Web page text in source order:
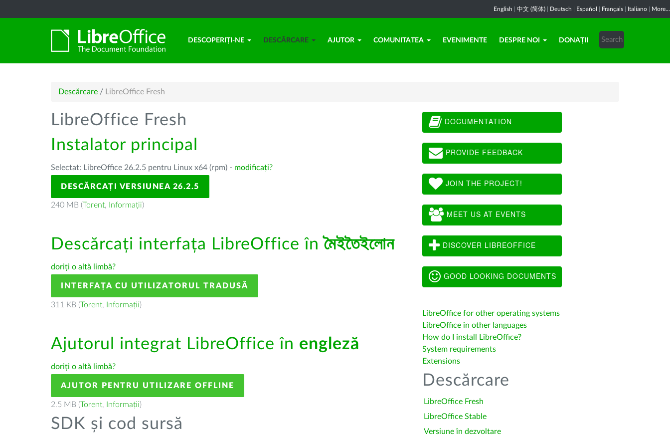
English 中文 (简体) Deutsch Español Français Italiano More...
DESCOPERIȚI-NE DESCĂRCARE AJUTOR COMUNITATEA EVENIMENTE DESPRE NOI DONAȚII
Descărcare / LibreOffice Fresh
LibreOffice Fresh
Instalator principal
Selectat: LibreOffice 26.2.5 pentru Linux x64 (rpm) - modificați?
DESCĂRCAȚI VERSIUNEA 26.2.5
240 MB (Torent, Informații)
Descărcați interfața LibreOffice înমৈইতৈইলোন
doriți o altă limbă?
INTERFAȚA CU UTILIZATORUL TRADUSĂ
311 KB (Torent, Informații)
Ajutorul integrat LibreOffice în engleză
doriți o altă limbă?
AJUTOR PENTRU UTILIZARE OFFLINE
2.5 MB (Torent, Informații)
SDK și cod sursă
DOCUMENTATION
PROVIDE FEEDBACK
JOIN THE PROJECT!
MEET US AT EVENTS
DISCOVER LIBREOFFICE
GOOD LOOKING DOCUMENTS
LibreOffice for other operating systems
LibreOffice in other languages
How do I install LibreOffice?
System requirements
Extensions
Descărcare
LibreOffice Fresh
LibreOffice Stable
Versiune în dezvoltare